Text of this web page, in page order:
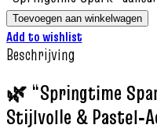
Toevoegen aan winkelwagen
Add to wishlist
Beschrijving
🌿 “Springtime
Stijlvolle &